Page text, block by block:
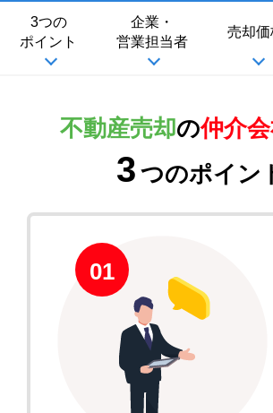
3つの
ポイント
企業・
営業担当者
売却価
不動産売却の仲介
3 つのポイン
01